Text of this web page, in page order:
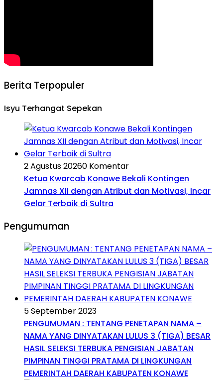
Berita Terpopuler
Isyu Terhangat Sepekan
2 Agustus 20260 Komentar
Ketua Kwarcab Konawe Bekali Kontingen
Jamnas XII dengan Atribut dan Motivasi, Incar
Gelar Terbaik di Sultra
Pengumuman
5 September 2023
PENGUMUMAN : TENTANG PENETAPAN NAMA –
NAMA YANG DINYATAKAN LULUS 3 (TIGA) BESAR
HASIL SELEKSI TERBUKA PENGISIAN JABATAN
PIMPINAN TINGGI PRATAMA DI LINGKUNGAN
PEMERINTAH DAERAH KABUPATEN KONAWE